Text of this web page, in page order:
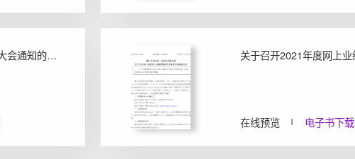
关于召开2021年年度股东大会通知的公告
在线预览 电子书下载